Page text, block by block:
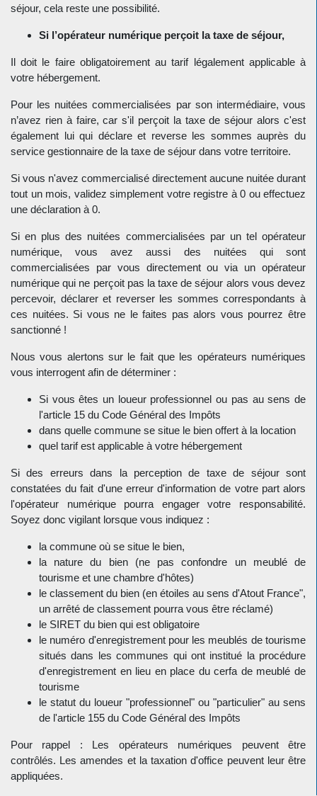
séjour, cela reste une possibilité.
Si l’opérateur numérique perçoit la taxe de séjour,
Il doit le faire obligatoirement au tarif légalement applicable à
votre hébergement.
Pour les nuitées commercialisées par son intermédiaire, vous
n’avez rien à faire, car s'il perçoit la taxe de séjour alors c'est
également lui qui déclare et reverse les sommes auprès du
service gestionnaire de la taxe de séjour dans votre territoire.
Si vous n'avez commercialisé directement aucune nuitée durant
tout un mois, validez simplement votre registre à 0 ou effectuez
une déclaration à 0.
Si en plus des nuitées commercialisées par un tel opérateur
numérique, vous avez aussi des nuitées qui sont
commercialisées par vous directement ou via un opérateur
numérique qui ne perçoit pas la taxe de séjour alors vous devez
percevoir, déclarer et reverser les sommes correspondants à
ces nuitées. Si vous ne le faites pas alors vous pourrez être
sanctionné !
Nous vous alertons sur le fait que les opérateurs numériques
vous interrogent afin de déterminer :
Si vous êtes un loueur professionnel ou pas au sens de
l'article 15 du Code Général des Impôts
dans quelle commune se situe le bien offert à la location
quel tarif est applicable à votre hébergement
Si des erreurs dans la perception de taxe de séjour sont
constatées du fait d'une erreur d'information de votre part alors
l'opérateur numérique pourra engager votre responsabilité.
Soyez donc vigilant lorsque vous indiquez :
la commune où se situe le bien,
la nature du bien (ne pas confondre un meublé de
tourisme et une chambre d'hôtes)
le classement du bien (en étoiles au sens d'Atout France",
un arrêté de classement pourra vous être réclamé)
le SIRET du bien qui est obligatoire
le numéro d'enregistrement pour les meublés de tourisme
situés dans les communes qui ont institué la procédure
d'enregistrement en lieu en place du cerfa de meublé de
tourisme
le statut du loueur "professionnel" ou "particulier" au sens
de l'article 155 du Code Général des Impôts
Pour rappel : Les opérateurs numériques peuvent être
contrôlés. Les amendes et la taxation d'office peuvent leur être
appliquées.